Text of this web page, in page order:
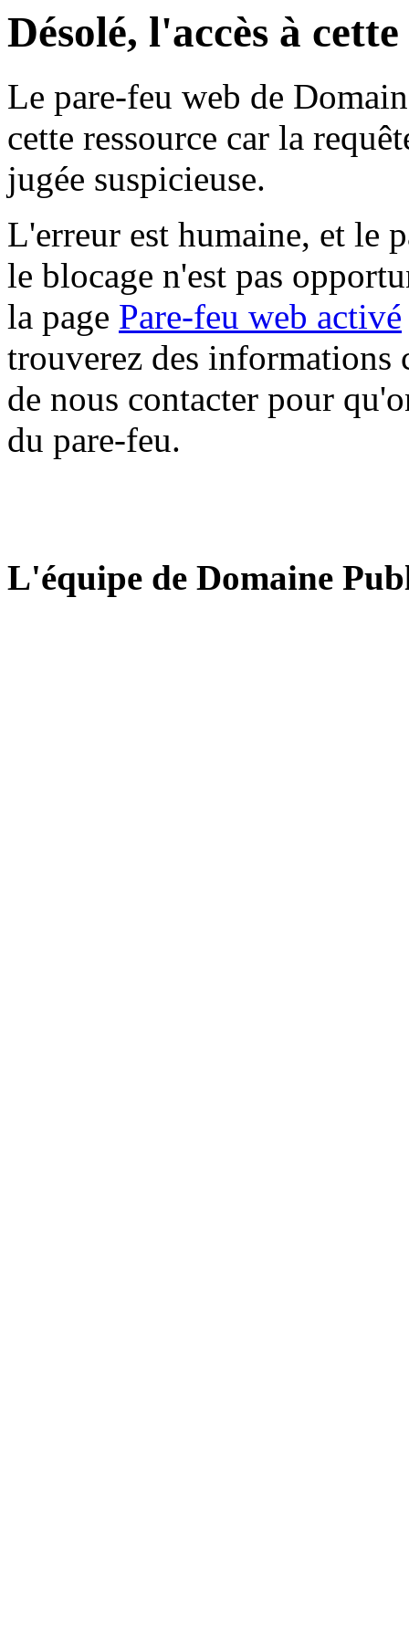
Désolé, l'accès à
Le pare-feu web de
cette ressource car la
jugée suspicieuse.
L'erreur est humaine, et le
le blocage n'est pas
la page Pare-feu web activé
trouverez des informations
de nous contacter pour
du pare-feu.
L'équipe de Domaine